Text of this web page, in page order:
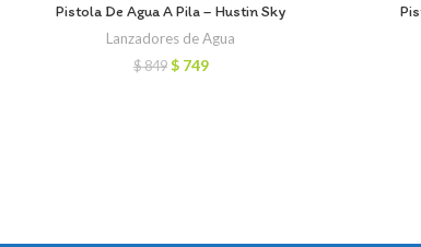
Pistola De Agua A Pila – Hustin Sky
Lanzadores de Agua
$849 El
$749El